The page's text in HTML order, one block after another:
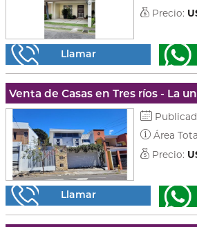
Precio:
Llamar
Venta de Casas en Tres ríos - La
Área
Precio:
Llamar